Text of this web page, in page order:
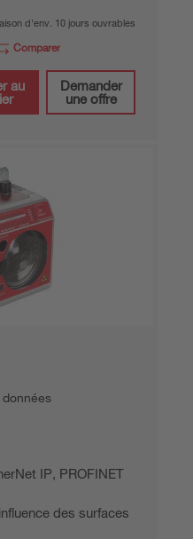
d'env. 10 jours ouvrables
Comparer
au
Demander
une offre
IP, PROFINET
des surfaces